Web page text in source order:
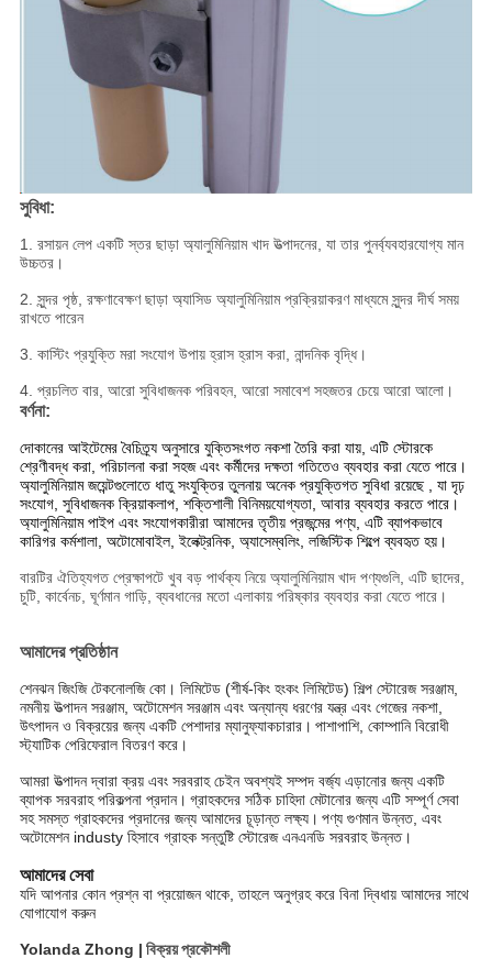
সুবিধা:
1. রসায়ন লেপ একটি স্তর ছাড়া অ্যালুমিনিয়াম খাদ উত্পাদনের, যা তার পুনর্ব্যবহারযোগ্য মান
উচ্চতর।
2. সুন্দর পৃষ্ঠ, রক্ষণাবেক্ষণ ছাড়া অ্যাসিড অ্যালুমিনিয়াম প্রক্রিয়াকরণ মাধ্যমে সুন্দর দীর্ঘ সময়
রাখতে পারেন
3. কাস্টিং প্রযুক্তি মরা সংযোগ উপায় হ্রাস হ্রাস করা, নান্দনিক বৃদ্ধি।
4. প্রচলিত বার, আরো সুবিধাজনক পরিবহন, আরো সমাবেশ সহজতর চেয়ে আরো আলো।
বর্ণনা:
দোকানের আইটেমের বৈচিত্র্য অনুসারে যুক্তিসংগত নকশা তৈরি করা যায়, এটি স্টোরকে
শ্রেণীবদ্ধ করা, পরিচালনা করা সহজ এবং কর্মীদের দক্ষতা গতিতেও ব্যবহার করা যেতে পারে।
অ্যালুমিনিয়াম জয়েন্টগুলোতে ধাতু সংযুক্তিরতুলনায়অনেক প্রযুক্তিগত সুবিধা রয়েছে, যা দৃঢ়
সংযোগ, সুবিধাজনক ক্রিয়াকলাপ, শক্তিশালী বিনিময়যোগ্যতা, আবার ব্যবহার করতে পারে।
অ্যালুমিনিয়াম পাইপ এবং সংযোগকারীরা আমাদের তৃতীয় প্রজন্মের পণ্য, এটি ব্যাপকভাবে
কারিগর কর্মশালা, অটোমোবাইল, ইলেক্ট্রনিক, অ্যাসেম্বলিং, লজিস্টিক শিল্পে ব্যবহৃত হয়।
বারটির ঐতিহ্যগত প্রেক্ষাপটে খুব বড় পার্থক্য নিয়ে অ্যালুমিনিয়াম খাদ পণ্যগুলি, এটি ছাদের,
চুটি, কার্বেনচ, ঘূর্ণমান গাড়ি, ব্যবধানের মতো এলাকায় পরিষ্কার ব্যবহার করা যেতে পারে।
আমাদের প্রতিষ্ঠান
শেনঝন জিংজি টেকনোলজি কো। লিমিটেড (শীর্ষ-কিং হংকং লিমিটেড) শিল্প স্টোরেজ সরঞ্জাম,
নমনীয় উত্পাদন সরঞ্জাম, অটোমেশন সরঞ্জাম এবং অন্যান্য ধরণের যন্ত্র এবং গেজের নকশা,
উৎপাদন ও বিক্রয়ের জন্য একটি পেশাদার ম্যানুফ্যাকচারার। পাশাপাশি, কোম্পানি বিরোধী
স্ট্যাটিক পেরিফেরাল বিতরণ করে।
আমরা উত্পাদন দ্বারা ক্রয় এবং সরবরাহ চেইন অবশ্যই সম্পদ বর্জ্য এড়ানোর জন্য একটি
ব্যাপক সরবরাহ পরিকল্পনা প্রদান। গ্রাহকদের সঠিক চাহিদা মেটানোর জন্য এটি সম্পূর্ণ সেবা
সহ সমস্ত গ্রাহকদের প্রদানের জন্য আমাদের চূড়ান্ত লক্ষ্য। পণ্য গুণমান উন্নত, এবং
অটোমেশন industy হিসাবে গ্রাহক সন্তুষ্টি স্টোরেজ এনএনডি সরবরাহ উন্নত।
আমাদের সেবা
যদি আপনার কোন প্রশ্ন বা প্রয়োজন থাকে, তাহলে অনুগ্রহ করে বিনা দ্বিধায় আমাদের সাথে
যোগাযোগ করুন
Yolanda Zhong | বিক্রয় প্রকৌশলী